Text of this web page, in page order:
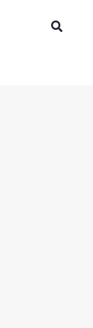
Procurar